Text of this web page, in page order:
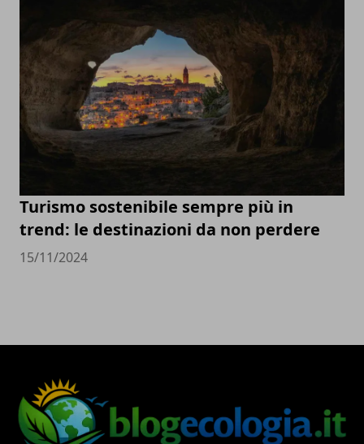
Turismo sostenibile sempre più in
trend: le destinazioni da non perdere
15/11/2024